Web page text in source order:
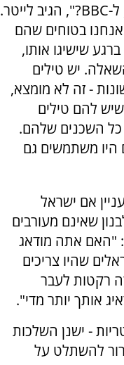
"למי היינו צריכים להראות הוכחות, ל-BBC?", הגיב לייטר.
בטוחים שהם
שישיגו אותו,
יש טילים
ל-12 מדינות שונות - זה לא מומצא,
להם טילים
כל השכנים שלהם.
היו משתמשים גם
אם ישראל
שאינם מעורבים
"האם אתה מודאג
שהיו צריכים
רקטות לעבר
אותך יותר מדי".
- ישנן השלכות
להשתלט על